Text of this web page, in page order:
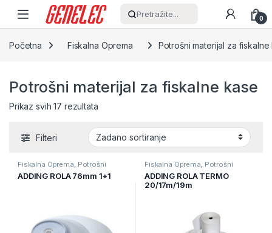
Skip to navigation
Skip to content
Pretražite... 0
Početna Fiskalna Oprema Potrošni materijal za fiskalne
Potrošni materijal za fiskalne kase
Prikaz svih 17 rezultata
Filteri
Fiskalna Oprema, Potrošni
materijal za fiskalne kase
ADDING ROLA 76mm 1+1
Fiskalna Oprema, Potrošni
materijal za fiskalne kase
ADDING ROLA TERMO
20/17m/19m